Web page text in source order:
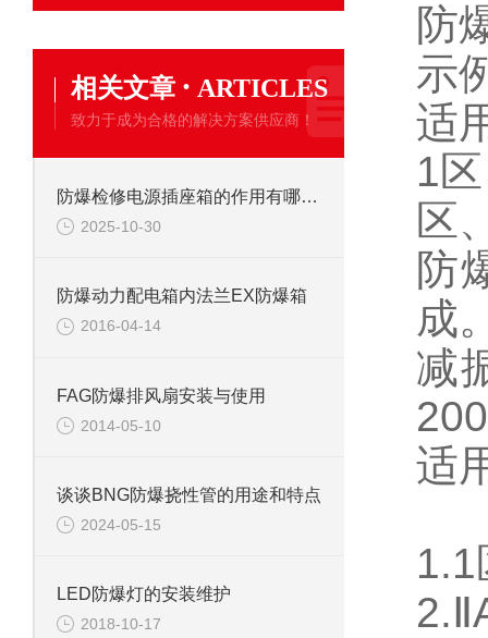
相关文章 · ARTICLES
致力于成为合格的解决方案供应商！
防爆检修电源插座箱的作用有哪些？
2025-10-30
防爆动力配电箱内法兰EX防爆箱
2016-04-14
FAG防爆排风扇安装与使用
2014-05-10
谈谈BNG防爆挠性管的用途和特点
2024-05-15
LED防爆灯的安装维护
2018-10-17
防
示
适
1
区
防
成
减
适
1.1